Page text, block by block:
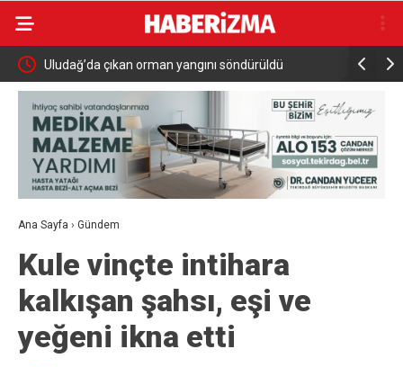
Uludağ’da çıkan orman yangını söndürüldü MGK 6
Güvenlik
Ana Sayfa › Gündem
Kule vinçte intihara
kalkışan şahsı, eşi ve
yeğeni ikna etti